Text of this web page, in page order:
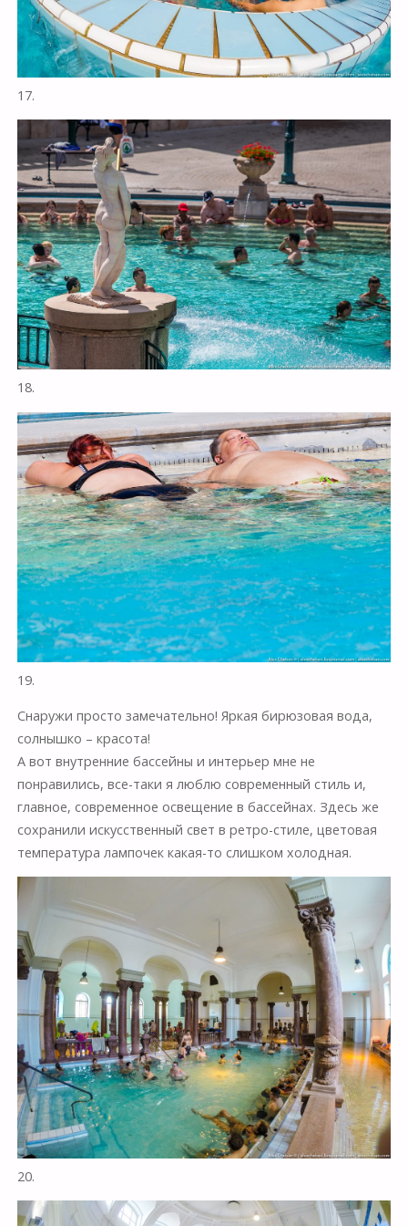
17.
18.
19.
Снаружи просто замечательно! Яркая бирюзовая вода,
солнышко – красота!
А вот внутренние бассейны и интерьер мне не
понравились, все-таки я люблю современный стиль и,
главное, современное освещение в бассейнах. Здесь же
сохранили искусственный свет в ретро-стиле, цветовая
температура лампочек какая-то слишком холодная.
20.